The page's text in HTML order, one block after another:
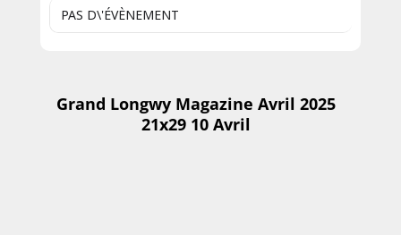
PAS D\'ÉVÈNEMENT
Grand Longwy Magazine Avril 2025
21x29 10 Avril